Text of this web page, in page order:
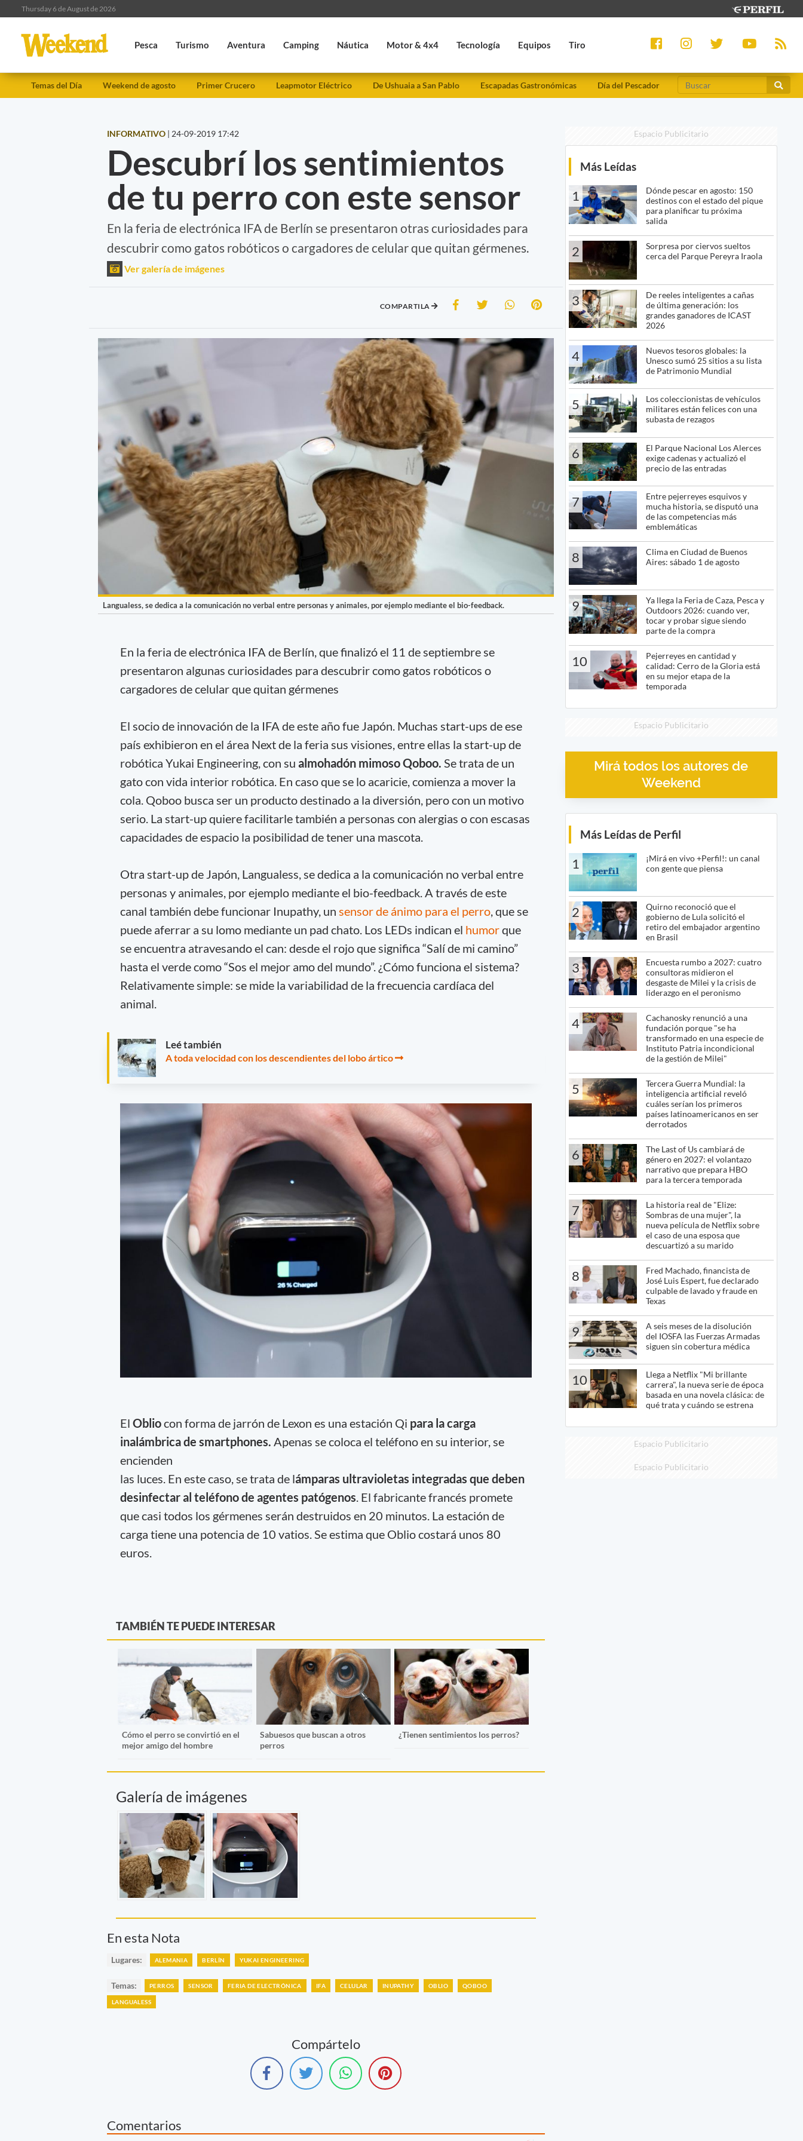
Thursday 6 de August de 2026
Pesca Turismo Aventura Camping Náutica Motor & 4x4 Tecnología Equipos Tiro
Temas del Día Weekend de agosto Primer Crucero Leapmotor Eléctrico De Ushuaia a San Pablo Escapadas Gastronómicas Día del Pescador
INFORMATIVO | 24-09-2019 17:42
Descubrí los sentimientos
de tu perro con este sensor
En la feria de electrónica IFA de Berlín se presentaron otras curiosidades para
descubrir como gatos robóticos o cargadores de celular que quitan gérmenes.
Ver galería de imágenes
COMPARTILA
Langualess, se dedica a la comunicación no verbal entre personas y animales, por ejemplo mediante el bio-feedback.
En la feria de electrónica IFA de Berlín, que finalizó el 11 de septiembre se
presentaron algunas curiosidades para descubrir como gatos robóticos o
cargadores de celular que quitan gérmenes
El socio de innovación de la IFA de este año fue Japón. Muchas start-ups de ese
país exhibieron en el área Next de la feria sus visiones, entre ellas la start-up de
robótica Yukai Engineering, con su almohadón mimoso Qoboo. Se trata de un
gato con vida interior robótica. En caso que se lo acaricie, comienza a mover la
cola. Qoboo busca ser un producto destinado a la diversión, pero con un motivo
serio. La start-up quiere facilitarle también a personas con alergias o con escasas
capacidades de espacio la posibilidad de tener una mascota.
Otra start-up de Japón, Langualess, se dedica a la comunicación no verbal entre
personas y animales, por ejemplo mediante el bio-feedback. A través de este
canal también debe funcionar Inupathy, un sensor de ánimo para el perro, que se
puede aferrar a su lomo mediante un pad chato. Los LEDs indican el humorque
se encuentra atravesando el can: desde el rojo que significa “Salí de mi camino”
hasta el verde como “Sos el mejor amo del mundo”. ¿Cómo funciona el sistema?
Relativamente simple: se mide la variabilidad de la frecuencia cardíaca del
animal.
Leé también
A toda velocidad con los descendientes del lobo ártico
El Obliocon forma de jarrón de Lexon es una estación Qi para la carga
inalámbrica de smartphones. Apenas se coloca el teléfono en su interior, se
encienden
las luces. En este caso, se trata de lámparas ultravioletas integradas que deben
desinfectar al teléfono de agentes patógenos. El fabricante francés promete
que casi todos los gérmenes serán destruidos en 20 minutos. La estación de
carga tiene una potencia de 10 vatios. Se estima que Oblio costará unos 80
euros.
TAMBIÉN TE PUEDE INTERESAR
Cómo el perro se convirtió en el
mejor amigo del hombre
Sabuesos que buscan a otros
perros
¿Tienen sentimientos los perros?
Galería de imágenes
En esta Nota
Lugares: ALEMANIA BERLÍN YUKAI ENGINEERING
Temas: PERROS SENSOR FERIA DE ELECTRÓNICA IFA CELULAR INUPATHY OBLIO QOBOO
LANGUALESS
Compártelo
Comentarios
Espacio Publicitario
Más Leídas
1
Dónde pescar en agosto: 150
destinos con el estado del pique
para planificar tu próxima
salida
2
Sorpresa por ciervos sueltos
cerca del Parque Pereyra Iraola
3
De reeles inteligentes a cañas
de última generación: los
grandes ganadores de ICAST
2026
4
Nuevos tesoros globales: la
Unesco sumó 25 sitios a su lista
de Patrimonio Mundial
5
Los coleccionistas de vehículos
militares están felices con una
subasta de rezagos
6
El Parque Nacional Los Alerces
exige cadenas y actualizó el
precio de las entradas
7
Entre pejerreyes esquivos y
mucha historia, se disputó una
de las competencias más
emblemáticas
8
Clima en Ciudad de Buenos
Aires: sábado 1 de agosto
9
Ya llega la Feria de Caza, Pesca y
Outdoors 2026: cuando ver,
tocar y probar sigue siendo
parte de la compra
10
Pejerreyes en cantidad y
calidad: Cerro de la Gloria está
en su mejor etapa de la
temporada
Espacio Publicitario
Mirá todos los autores de
Weekend
Más Leídas de Perfil
1
¡Mirá en vivo +Perfil!: un canal
con gente que piensa
2
Quirno reconoció que el
gobierno de Lula solicitó el
retiro del embajador argentino
en Brasil
3
Encuesta rumbo a 2027: cuatro
consultoras midieron el
desgaste de Milei y la crisis de
liderazgo en el peronismo
4
Cachanosky renunció a una
fundación porque "se ha
transformado en una especie de
Instituto Patria incondicional
de la gestión de Milei"
5
Tercera Guerra Mundial: la
inteligencia artificial reveló
cuáles serían los primeros
países latinoamericanos en ser
derrotados
6
The Last of Us cambiará de
género en 2027: el volantazo
narrativo que prepara HBO
para la tercera temporada
7
La historia real de "Elize:
Sombras de una mujer", la
nueva película de Netflix sobre
el caso de una esposa que
descuartizó a su marido
8
Fred Machado, financista de
José Luis Espert, fue declarado
culpable de lavado y fraude en
Texas
9
A seis meses de la disolución
del IOSFA las Fuerzas Armadas
siguen sin cobertura médica
10
Llega a Netflix "Mi brillante
carrera", la nueva serie de época
basada en una novela clásica: de
qué trata y cuándo se estrena
Espacio Publicitario
Espacio Publicitario